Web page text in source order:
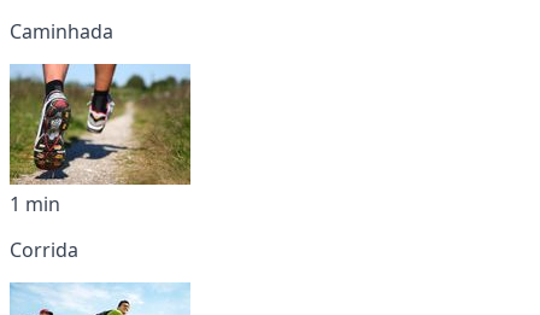
Caminhada
1 min
Corrida